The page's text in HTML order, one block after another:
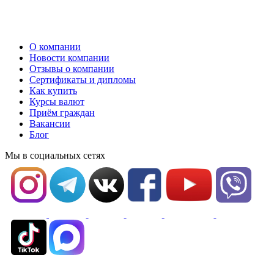
О компании
Новости компании
Отзывы о компании
Сертификаты и дипломы
Как купить
Курсы валют
Приём граждан
Вакансии
Блог
Мы в социальных сетях